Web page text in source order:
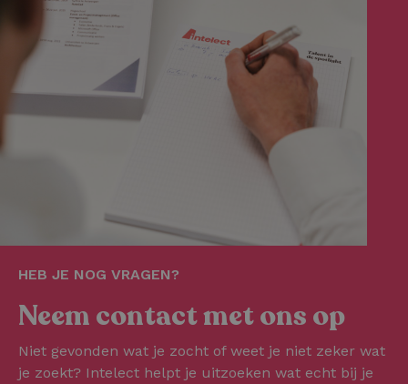
HEB JE NOG VRAGEN?
Neem contact met ons op
Niet gevonden wat je zocht of weet je niet zeker wat
je zoekt? Intelect helpt je uitzoeken wat echt bij je